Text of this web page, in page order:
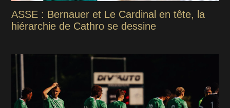
ASSE : Bernauer et Le Cardinal en tête, la
hiérarchie de Cathro se dessine